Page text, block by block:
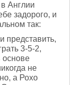
Англии
задорого, и
так:
представить,
3-5-2,
основе
не
а Рохо